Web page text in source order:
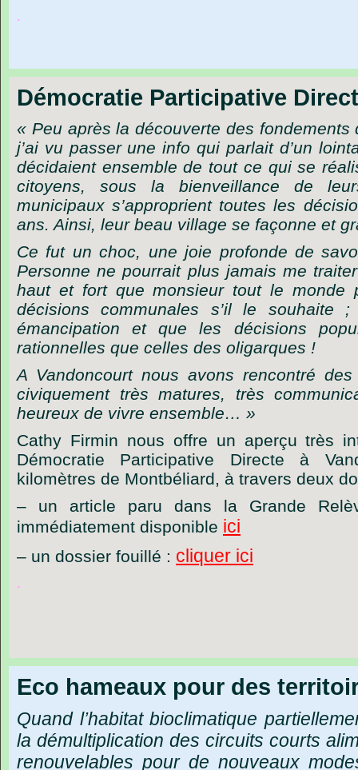
.
Démocratie Participative
« Peu après la découverte des fondements
j’ai vu passer une info qui parlait d’un
décidaient ensemble de tout ce qui se
citoyens, sous la bienveillance de
municipaux s’approprient toutes les
ans. Ainsi, leur beau village se façonne et
Ce fut un choc, une joie profonde de
Personne ne pourrait plus jamais me
haut et fort que monsieur tout le monde
décisions communales s’il le souhaite ;
émancipation et que les décisions
rationnelles que celles des oligarques !
A Vandoncourt nous avons rencontré
civiquement très matures, très
heureux de vivre ensemble… »
Cathy Firmin nous offre un aperçu très
Démocratie Participative Directe à
kilomètres de Montbéliard, à travers deux
– un article paru dans la Grande
immédiatement disponible ici
– un dossier fouillé : cliquer ici
.
Eco hameaux pour des
Quand l’habitat bioclimatique
la démultiplication des circuits courts
renouvelables pour de nouveaux